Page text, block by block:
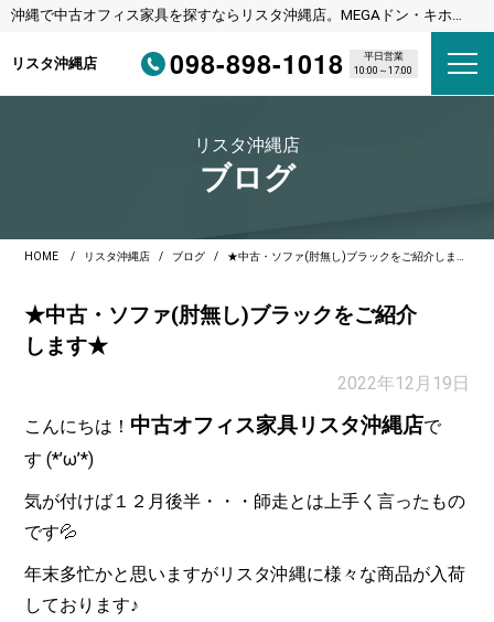
沖縄で中古オフィス家具を探すならリスタ沖縄店。MEGAドン・キホー
リスタ沖縄店
098-898-1018
平日営業
10:00～17:00
リスタ沖縄店
ブログ
HOME リスタ沖縄店 ブログ ★中古・ソファ(肘無し)ブラックをご紹介します★
★中古・ソファ(肘無し)ブラックをご紹介
します★
2022年12月19日
こんにちは！ 中古オフィス家具リスタ沖縄店で
す (*’ω’*)
気が付けば１２月後半・・・師走とは上手く言ったもの
です💦
年末多忙かと思いますがリスタ沖縄に様々な商品が入荷
しております♪